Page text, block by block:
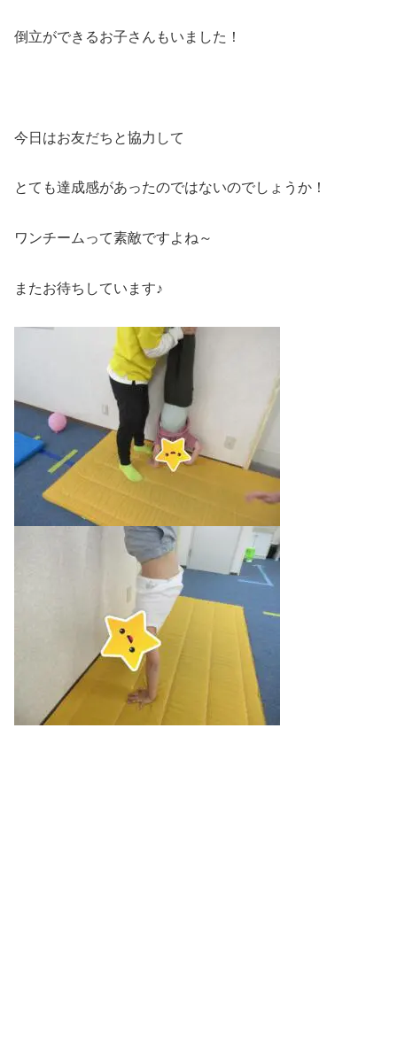
倒立ができるお子さんもいました！
今日はお友だちと協力して
とても達成感があったのではないのでしょうか！
ワンチームって素敵ですよね～
またお待ちしています♪